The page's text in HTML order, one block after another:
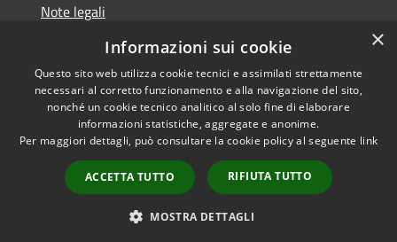
Note legali
Dichiarazione di accessibilità
Accessibilità
Copyright © 2026 • Comune di
Andora • Powered by
Municipium•
Accesso
redazione
×
Informazioni sui cookie
Questo sito web utilizza cookie tecnici e assimilati strettamente
necessari al corretto funzionamento e alla navigazione del sito,
nonché un cookie tecnico analitico al solo fine di elaborare
informazioni statistiche, aggregate e anonime.
Per maggiori dettagli, può consultare la cookie policy al seguente link
ACCETTA TUTTO RIFIUTA TUTTO
MOSTRA DETTAGLI